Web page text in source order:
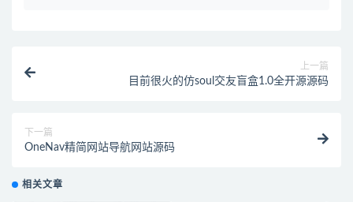
上一篇
目前很火的仿soul交友盲盒1.0全开源源码
下一篇
OneNav精简网站导航网站源码
相关文章